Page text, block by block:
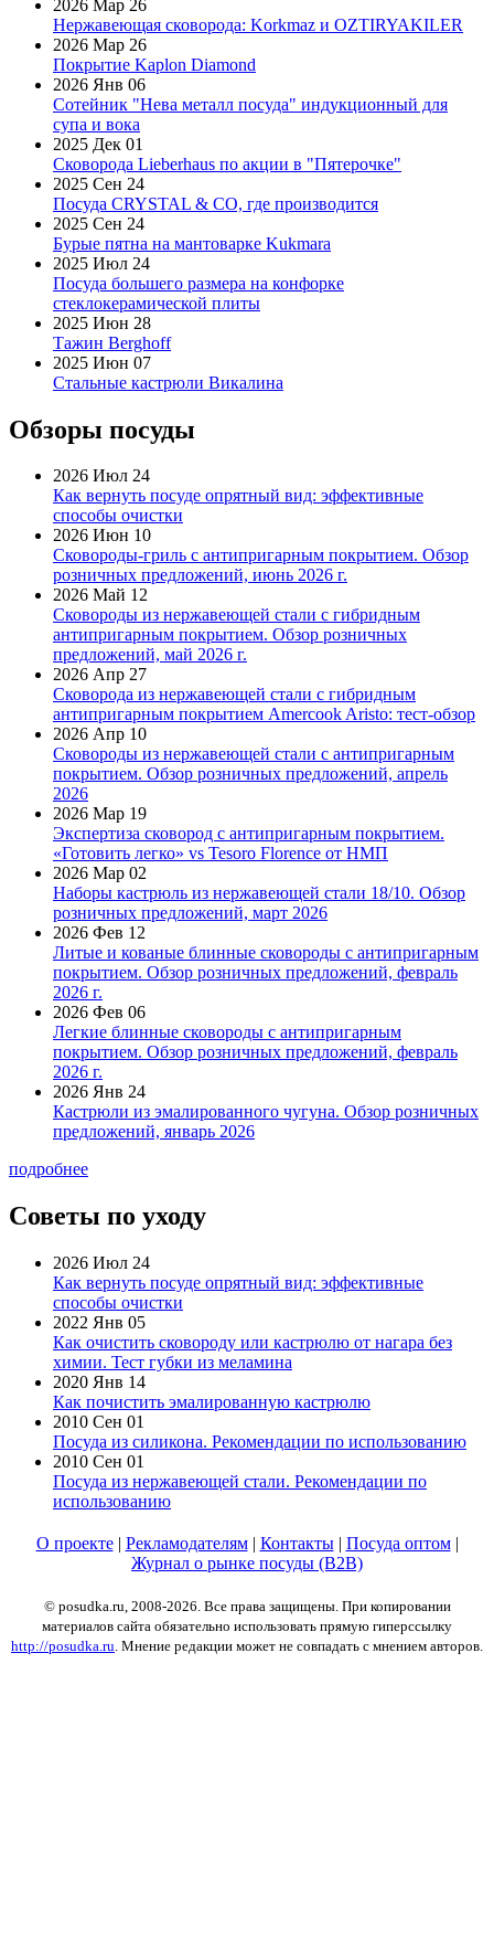
2026 Мар 26
Нержавеющая сковорода: Korkmaz и OZTIRYAKILER
2026 Мар 26
Покрытие Kaplon Diamond
2026 Янв 06
Сотейник "Нева металл посуда" индукционный для
супа и вока
2025 Дек 01
Сковорода Lieberhaus по акции в "Пятерочке"
2025 Сен 24
Посуда CRYSTAL & CO, где производится
2025 Сен 24
Бурые пятна на мантоварке Kukmara
2025 Июл 24
Посуда большего размера на конфорке
стеклокерамической плиты
2025 Июн 28
Тажин Berghoff
2025 Июн 07
Стальные кастрюли Викалина
Обзоры посуды
2026 Июл 24
Как вернуть посуде опрятный вид: эффективные
способы очистки
2026 Июн 10
Сковороды-гриль с антипригарным покрытием. Обзор
розничных предложений, июнь 2026 г.
2026 Май 12
Сковороды из нержавеющей стали с гибридным
антипригарным покрытием. Обзор розничных
предложений, май 2026 г.
2026 Апр 27
Сковорода из нержавеющей стали с гибридным
антипригарным покрытием Amercook Aristo: тест-обзор
2026 Апр 10
Сковороды из нержавеющей стали с антипригарным
покрытием. Обзор розничных предложений, апрель
2026
2026 Мар 19
Экспертиза сковород с антипригарным покрытием.
«Готовить легко» vs Tesoro Florence от НМП
2026 Мар 02
Наборы кастрюль из нержавеющей стали 18/10. Обзор
розничных предложений, март 2026
2026 Фев 12
Литые и кованые блинные сковороды с антипригарным
покрытием. Обзор розничных предложений, февраль
2026 г.
2026 Фев 06
Легкие блинные сковороды с антипригарным
покрытием. Обзор розничных предложений, февраль
2026 г.
2026 Янв 24
Кастрюли из эмалированного чугуна. Обзор розничных
предложений, январь 2026
подробнее
Советы по уходу
2026 Июл 24
Как вернуть посуде опрятный вид: эффективные
способы очистки
2022 Янв 05
Как очистить сковороду или кастрюлю от нагара без
химии. Тест губки из меламина
2020 Янв 14
Как почистить эмалированную кастрюлю
2010 Сен 01
Посуда из силикона. Рекомендации по использованию
2010 Сен 01
Посуда из нержавеющей стали. Рекомендации по
использованию
О проекте| Рекламодателям| Контакты| Посуда оптом|
Журнал о рынке посуды (B2B)
© posudka.ru, 2008-2026. Все права защищены. При копировании
материалов сайта обязательно использовать прямую гиперссылку
http://posudka.ru. Мнение редакции может не совпадать с мнением авторов.